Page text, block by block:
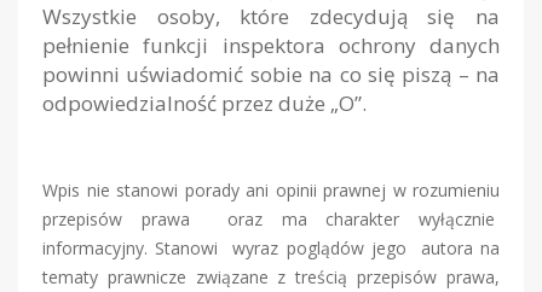
Wszystkie osoby, które zdecydują się na
pełnienie funkcji inspektora ochrony danych
powinni uświadomić sobie na co się piszą – na
odpowiedzialność przez duże „O”.
Wpis nie stanowi porady ani opinii prawnej w rozumieniu
przepisów prawa oraz ma charakter wyłącznie
informacyjny. Stanowi wyraz poglądów jego autora na
tematy prawnicze związane z treścią przepisów prawa,